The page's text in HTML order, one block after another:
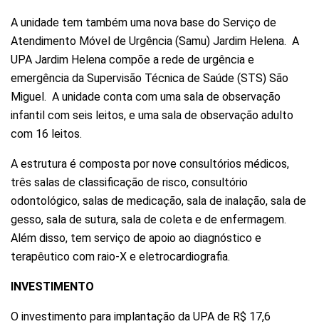
A unidade tem também uma nova base do Serviço de
Atendimento Móvel de Urgência (Samu) Jardim Helena. A
UPA Jardim Helena compõe a rede de urgência e
emergência da Supervisão Técnica de Saúde (STS) São
Miguel. A unidade conta com uma sala de observação
infantil com seis leitos, e uma sala de observação adulto
com 16 leitos.
A estrutura é composta por nove consultórios médicos,
três salas de classificação de risco, consultório
odontológico, salas de medicação, sala de inalação, sala de
gesso, sala de sutura, sala de coleta e de enfermagem.
Além disso, tem serviço de apoio ao diagnóstico e
terapêutico com raio-X e eletrocardiografia.
INVESTIMENTO
O investimento para implantação da UPA de R$ 17,6